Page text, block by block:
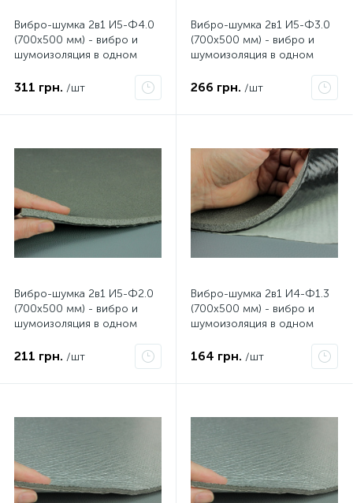
Вибро-шумка 2в1 И5-Ф4.0
(700х500 мм) - вибро и
шумоизоляция в одном
311 грн. /шт
Вибро-шумка 2в1 И5-Ф3.0
(700х500 мм) - вибро и
шумоизоляция в одном
266 грн. /шт
Вибро-шумка 2в1 И5-Ф2.0
(700х500 мм) - вибро и
шумоизоляция в одном
211 грн. /шт
Вибро-шумка 2в1 И4-Ф1.3
(700х500 мм) - вибро и
шумоизоляция в одном
164 грн. /шт